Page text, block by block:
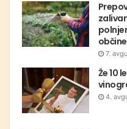
7.
Že 10
4.